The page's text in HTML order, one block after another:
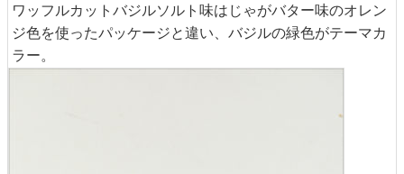
ワッフルカットバジルソルト味はじゃがバター味のオレン
ジ色を使ったパッケージと違い、バジルの緑色がテーマカ
ラー。